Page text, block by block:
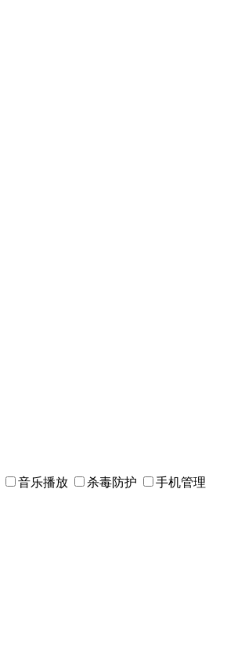
音乐播放 杀毒防护
手机管理